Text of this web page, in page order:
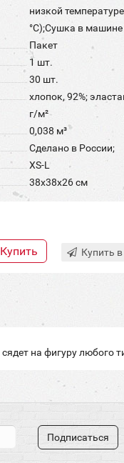
низкой
°С);Сушка в
Пакет
1 шт.
30 шт.
хлопок, 92%;
г/м²
0,038 м³
Сделано в России;
XS-L
38x38x26 см
Купить Купить
на фигуру любого
Подписаться